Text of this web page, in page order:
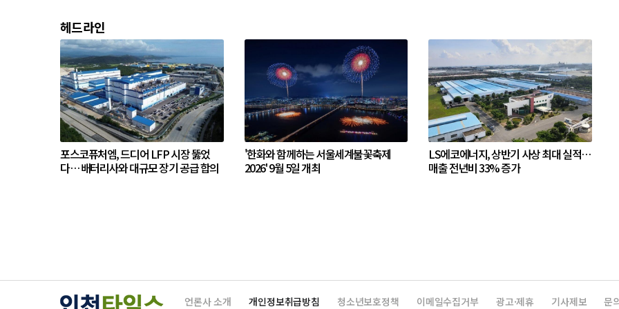
헤드라인
포스코퓨처엠, 드디어 LFP 시장 뚫었
다… 배터리사와 대규모 장기 공급 합의
'한화와 함께하는 서울세계불꽃축제
2026' 9월 5일 개최
LS에코에너지, 상반기 사상 최대 실적…
매출 전년비 33% 증가
언론사 소개 개인정보취급방침 청소년보호정책 이메일수집거부 광고·제휴 기사제보 문